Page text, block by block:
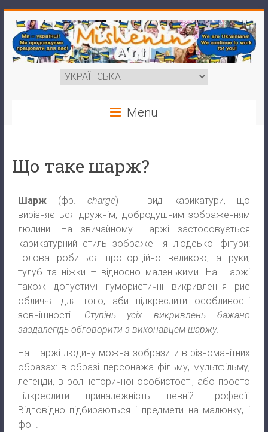
Menu
Що таке шарж?
Шарж (фр. charge) – вид карикатури, що
вирізняється дружнім, добродушним зображенням
людини. На звичайному шаржі застосовується
карикатурний стиль зображення людської фігури:
голова робиться пропорційно великою, а руки,
тулуб та ніжки – відносно маленькими. На шаржі
також допустимі гумористичні викривлення рис
обличчя для того, аби підкреслити особливості
зовнішності. Ступінь усіх викривлень бажано
заздалегідь обговорити з виконавцем шаржу.
На шаржі людину можна зобразити в різноманітних
образах: в образі персонажа фільму, мультфільму,
легенди, в ролі історичної особистості, або просто
підкреслити приналежність певній професії.
Відповідно підбираються і предмети на малюнку, і
фон.